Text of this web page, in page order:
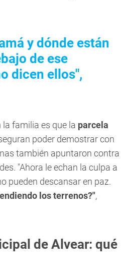
y dónde están
de ese
dicen ellos",
familia es que la parcela
poder demostrar con
también apuntaron contra
"Ahora le echan la culpa a
pueden descansar en paz.
los terrenos?",
de Alvear: qué